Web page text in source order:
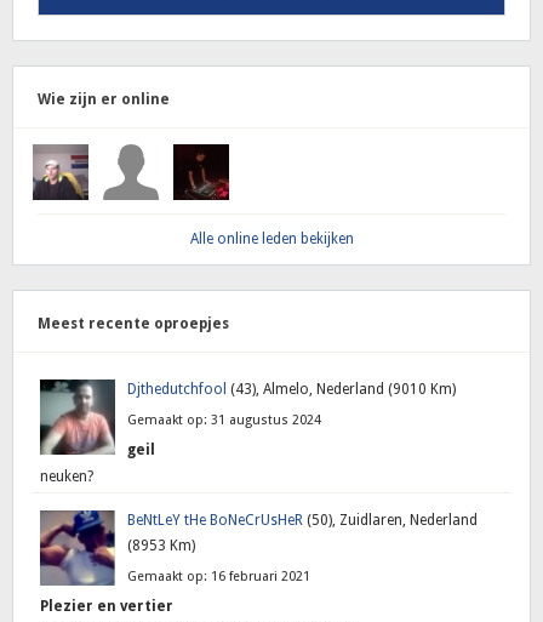
Wie zijn er online
Alle online leden bekijken
Meest recente oproepjes
Djthedutchfool (43), Almelo, Nederland (9010 Km)
Gemaakt op: 31 augustus 2024
geil
neuken?
BeNtLeY tHe BoNeCrUsHeR (50), Zuidlaren, Nederland
(8953 Km)
Gemaakt op: 16 februari 2021
Plezier en vertier